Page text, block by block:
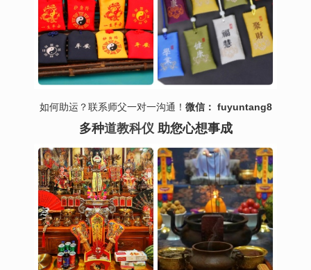
如何助运？联系师父一对一沟通！ 微信： fuyuntang8
多种道教科仪助您心想事成